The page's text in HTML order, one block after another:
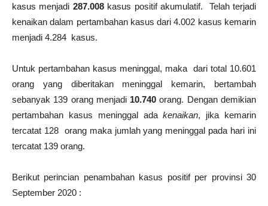
kasus menjadi 287.008kasus positif akumulatif. Telah terjadi
kenaikan dalam pertambahan kasus dari 4.002 kasus kemarin
menjadi 4.284 kasus.
Untuk pertambahan kasus meninggal, maka dari total 10.601
orang yang diberitakan meninggal kemarin, bertambah
sebanyak 139 orang menjadi 10.740 orang. Dengan demikian
pertambahan kasus meninggal adakenaikan, jika kemarin
tercatat 128 orang maka jumlah yang meninggal pada hari ini
tercatat 139 orang.
Berikut perincian penambahan kasus positif per provinsi 30
September 2020 :